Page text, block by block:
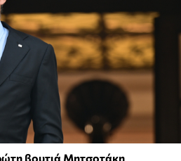
βουτιά Μητσοτάκη